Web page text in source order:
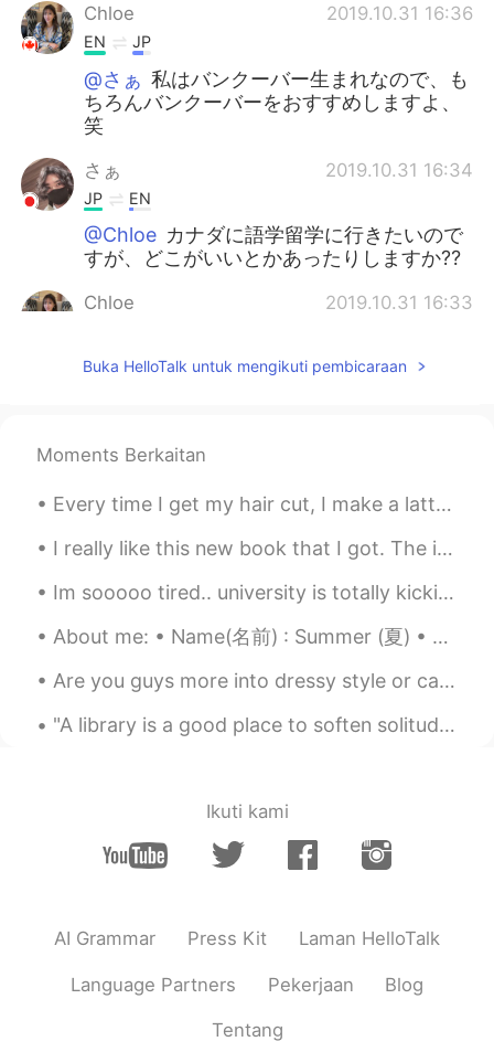
Chloe 2019.10.31 16:36
EN JP
@さぁ 私はバンクーバー生まれなので、も
ちろんバンクーバーをおすすめしますよ、
笑
さぁ 2019.10.31 16:34
JP EN
@Chloe カナダに語学留学に行きたいので
すが、どこがいいとかあったりしますか⁇
Chloe 2019.10.31 16:33
@さぁん？ありますよ？
Buka HelloTalk untuk mengikuti pembicaraan
Moments Berkaitan
Every time I get my hair cut, I make a latte for my hairdresser. That way she likes me and will a...
I really like this new book that I got. The illustrations are really nice. Apparently my Chinese ...
Im sooooo tired.. university is totally kicking my ass at the moment and I cant even go anywhere ...
About me: • Name(名前) : Summer (夏) • Where are you from?(出身) : US • Height (背の高さ) : 154cm • Birthd...
Are you guys more into dressy style or casual style? I’d say I’m a mixture of both 👗 I love to fe...
"A library is a good place to soften solitude; a place where you feel part of a conversation that...
Ikuti kami
AI Grammar Press Kit Laman HelloTalk
Language Partners Pekerjaan Blog
Tentang